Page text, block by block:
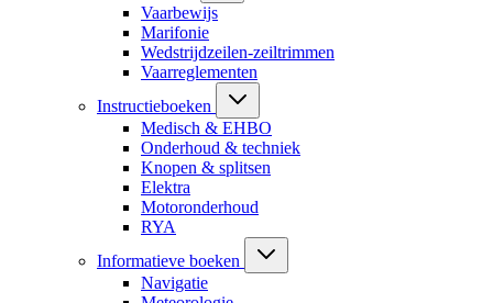
Vaarbewijs
Marifonie
Wedstrijdzeilen-zeiltrimmen
Vaarreglementen
Instructieboeken
Medisch & EHBO
Onderhoud & techniek
Knopen & splitsen
Elektra
Motoronderhoud
RYA
Informatieve boeken
Navigatie